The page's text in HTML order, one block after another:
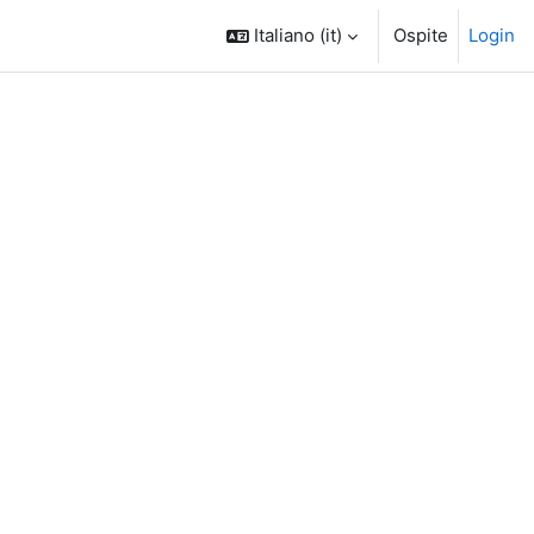
Italiano ‎(it)‎ Ospite Login